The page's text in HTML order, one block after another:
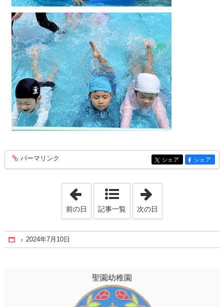
entry610
パーマリンク entry610
シェア entry610
シェア
「2024年7月 9日」
前の日 記事一覧 次の日
Home
2024年7月10日
聖園幼稚園